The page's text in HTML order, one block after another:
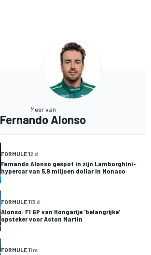
Meer van
Fernando Alonso
FORMULE 12 d
Fernando Alonso gespot in zijn Lamborghini-
hypercar van 5,9 miljoen dollar in Monaco
FORMULE 113 d
Alonso: F1 GP van Hongarije 'belangrijke'
opsteker voor Aston Martin
FORMULE 11 m